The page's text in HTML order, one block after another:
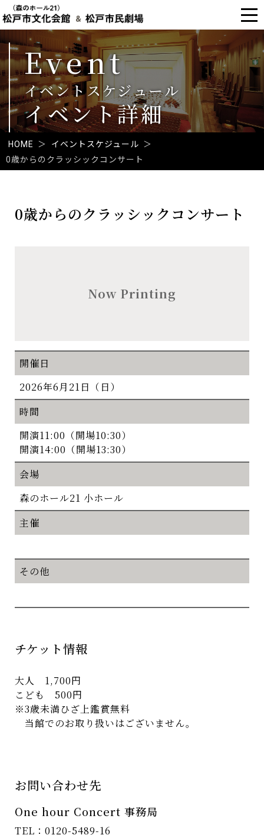
Event
イベントスケジュール
イベント詳細
HOME ＞ イベントスケジュール ＞
0歳からのクラッシックコンサート
0歳からのクラッシックコンサート
Now Printing
開催日
2026年6月21日（日）
時間
開演11:00（開場10:30）
開演14:00（開場13:30）
会場
森のホール21 小ホール
主催
その他
チケット情報
大人 1,700円
こども 500円
※3歳未満ひざ上鑑賞無料
当館でのお取り扱いはございません。
お問い合わせ先
One hour Concert 事務局
TEL：0120-5489-16